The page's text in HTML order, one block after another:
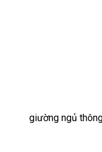
giường ngủ